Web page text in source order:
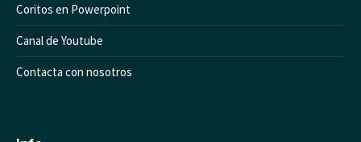
Coritos en Powerpoint
Canal de Youtube
Contacta con nosotros